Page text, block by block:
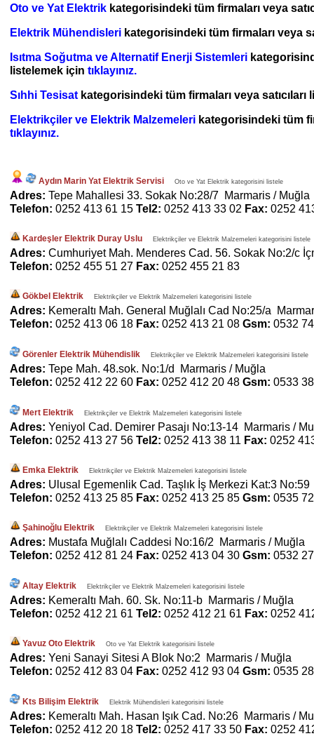
Oto ve Yat Elektrik kategorisindeki tüm firmaları veya
Elektrik Mühendisleri kategorisindeki tüm firmaları veya
Isıtma Soğutma ve Alternatif Enerji Sistemleri
listelemek için tıklayınız.
Sıhhi Tesisat kategorisindeki tüm firmaları veya
Elektrikçiler ve Elektrik Malzemeleri kategorisindeki tüm
tıklayınız.
Aydın Marin Yat Elektrik Servisi Oto ve Yat Elektrik kategorisini listele
Adres: Tepe Mahallesi 33. Sokak No:28/7 Marmaris / Muğla
Telefon: 0252 413 61 15 Tel2: 0252 413 33 02 Fax: 0252
Kardeşler Elektrik Duray Uslu Elektrikçiler ve Elektrik Malzemeleri kategorisini listele
Adres: Cumhuriyet Mah. Menderes Cad. 56. Sokak No:2/c
Telefon: 0252 455 51 27 Fax: 0252 455 21 83
Gökbel Elektrik Elektrikçiler ve Elektrik Malzemeleri kategorisini listele
Adres: Kemeraltı Mah. General Muğlalı Cad No:25/a
Telefon: 0252 413 06 18 Fax: 0252 413 21 08 Gsm: 0532
Görenler Elektrik Mühendislik Elektrikçiler ve Elektrik Malzemeleri kategorisini listele
Adres: Tepe Mah. 48.sok. No:1/d Marmaris / Muğla
Telefon: 0252 412 22 60 Fax: 0252 412 20 48 Gsm: 0533
Mert Elektrik Elektrikçiler ve Elektrik Malzemeleri kategorisini listele
Adres: Yeniyol Cad. Demirer Pasajı No:13-14 Marmaris /
Telefon: 0252 413 27 56 Tel2: 0252 413 38 11 Fax: 0252
Emka Elektrik Elektrikçiler ve Elektrik Malzemeleri kategorisini listele
Adres: Ulusal Egemenlik Cad. Taşlık İş Merkezi Kat:3
Telefon: 0252 413 25 85 Fax: 0252 413 25 85 Gsm: 0535
Şahinoğlu Elektrik Elektrikçiler ve Elektrik Malzemeleri kategorisini listele
Adres: Mustafa Muğlalı Caddesi No:16/2 Marmaris / Muğla
Telefon: 0252 412 81 24 Fax: 0252 413 04 30 Gsm: 0532
Altay Elektrik Elektrikçiler ve Elektrik Malzemeleri kategorisini listele
Adres: Kemeraltı Mah. 60. Sk. No:11-b Marmaris / Muğla
Telefon: 0252 412 21 61 Tel2: 0252 412 21 61 Fax: 0252
Yavuz Oto Elektrik Oto ve Yat Elektrik kategorisini listele
Adres: Yeni Sanayi Sitesi A Blok No:2 Marmaris / Muğla
Telefon: 0252 412 83 04 Fax: 0252 412 93 04 Gsm: 0535
Kts Bilişim Elektrik Elektrik Mühendisleri kategorisini listele
Adres: Kemeraltı Mah. Hasan Işık Cad. No:26 Marmaris /
Telefon: 0252 412 20 18 Tel2: 0252 417 33 50 Fax: 0252